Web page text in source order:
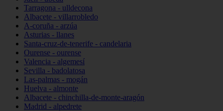
Tarragona - ulldecona
Albacete - villarrobledo
A-coruña - arzúa
Asturias - llanes
Santa-cruz-de-tenerife - candelaria
Ourense - ourense
Valencia - algemesí
Sevilla - badolatosa
Las-palmas - mogán
Huelva - almonte
Albacete - chinchilla-de-monte-aragón
Madrid - alpedrete